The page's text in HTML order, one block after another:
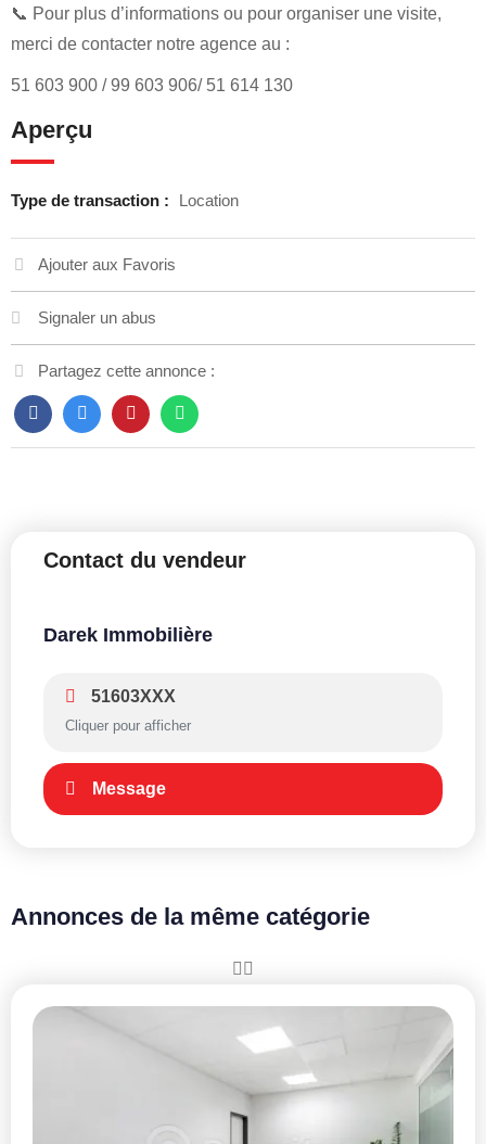
📞 Pour plus d’informations ou pour organiser une visite,
merci de contacter notre agence au :
51 603 900 / 99 603 906/ 51 614 130
Aperçu
Type de transaction : Location
Ajouter aux Favoris
Signaler un abus
Partagez cette annonce :
Contact du vendeur
Darek Immobilière
51603XXX
Cliquer pour afficher
Message
Annonces de la même catégorie